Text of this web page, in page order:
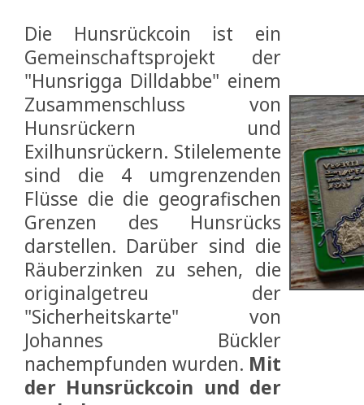
Die Hunsrückcoin ist ein
Gemeinschaftsprojekt der
"Hunsrigga Dilldabbe" einem
Zusammenschluss von
Hunsrückern und
Exilhunsrückern. Stilelemente
sind die 4 umgrenzenden
Flüsse die die geografischen
Grenzen des Hunsrücks
darstellen. Darüber sind die
Räuberzinken zu sehen, die
originalgetreu der
"Sicherheitskarte" von
Johannes Bückler
nachempfunden wurden. Mit
der Hunsrückcoin und der